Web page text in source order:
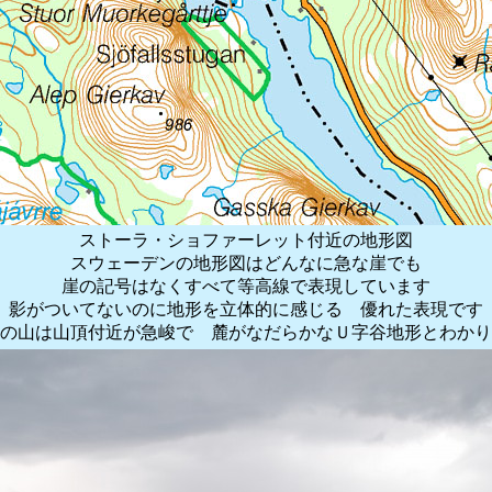
ストーラ・ショファーレット付近の地形図
スウェーデンの地形図はどんなに急な崖でも
崖の記号はなくすべて等高線で表現しています
影がついてないのに地形を立体的に感じる 優れた表現です
山は山頂付近が急峻で 麓がなだらかなＵ字谷地形とわか